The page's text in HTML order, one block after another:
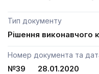
Тип документу
Рішення виконавчого
Номер документа та
№39 28.01.2020